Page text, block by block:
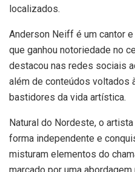
localizados.
Anderson Neiff é um cantor
que ganhou notoriedade no
destacou nas redes sociais
além de conteúdos voltados
bastidores da vida artística.
Natural do Nordeste, o
forma independente e
misturam elementos do
marcado por uma